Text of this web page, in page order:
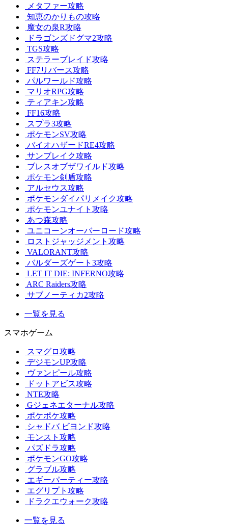
メタファー攻略
知恵のかりもの攻略
魔女の泉R攻略
ドラゴンズドグマ2攻略
TGS攻略
ステラーブレイド攻略
FF7リバース攻略
パルワールド攻略
マリオRPG攻略
ティアキン攻略
FF16攻略
スプラ3攻略
ポケモンSV攻略
バイオハザードRE4攻略
サンブレイク攻略
ブレスオブザワイルド攻略
ポケモン剣盾攻略
アルセウス攻略
ポケモンダイパリメイク攻略
ポケモンユナイト攻略
あつ森攻略
ユニコーンオーバーロード攻略
ロストジャッジメント攻略
VALORANT攻略
バルダーズゲート3攻略
LET IT DIE: INFERNO攻略
ARC Raiders攻略
サブノーティカ2攻略
一覧を見る
スマホゲーム
スマグロ攻略
デジモンUP攻略
ヴァンピール攻略
ドットアビス攻略
NTE攻略
Gジェネエターナル攻略
ポケポケ攻略
シャドバ ビヨンド攻略
モンスト攻略
パズドラ攻略
ポケモンGO攻略
グラブル攻略
エギーパーティー攻略
エグリプト攻略
ドラクエウォーク攻略
一覧を見る